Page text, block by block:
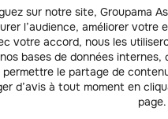
sur notre site, Groupama
l’audience, améliorer
votre accord, nous les
bases de données
permettre le partage de
d’avis à tout moment en
page.
des aidants,le maintien à
sont pas toujours
la santé mentale et